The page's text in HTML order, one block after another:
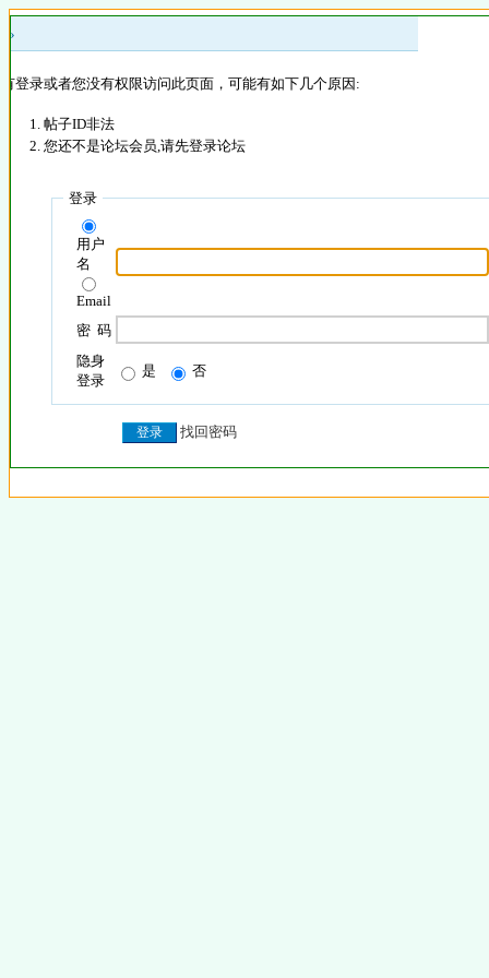
»
登录或者您没有权限访问此页面，可能有如下几个原因:
帖子ID非法
您还不是论坛会员,请先登录论坛
登录
用户
名
Email
密 码
隐身
登录
是 否
找回密码